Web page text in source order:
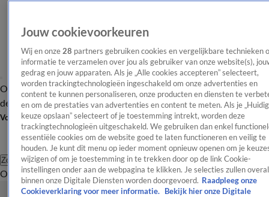
OverzichtAfleveringen Entertainment TV Algemeen
Tip
de redactieNieuwsbrief
Volg Shownieuws
Zoeken
OverzichtEntertainmentSpraakmakendRealityCrimeVideo's
Jouw cookievoorkeuren
Wij en onze 28 partners gebruiken cookies en vergelijkbare technieken
informatie te verzamelen over jou als gebruiker van onze website(s),
gedrag en jouw apparaten. Als je „Alle cookies accepteren” selecteert,
worden trackingtechnologieën ingeschakeld om onze advertenties en
content te kunnen personaliseren, onze producten en diensten te
en om de prestaties van advertenties en content te meten. Als je
keuze opslaan” selecteert of je toestemming intrekt, worden deze
trackingtechnologieën uitgeschakeld. We gebruiken dan enkel
essentiële cookies om de website goed te laten functioneren en veilig te
houden. Je kunt dit menu op ieder moment opnieuw openen om je
wijzigen of om je toestemming in te trekken door op de link Cookie-
instellingen onder aan de webpagina te klikken. Je selecties zullen overal
binnen onze Digitale Diensten worden doorgevoerd. Raadpleeg onze
Cookieverklaring voor meer informatie.
Bekijk hier onze Digitale